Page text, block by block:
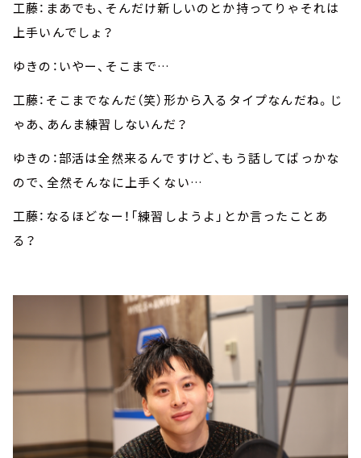
工藤：まあでも、そんだけ新しいのとか持ってりゃそれは
上手いんでしょ？
ゆきの：いやー、そこまで…
工藤：そこまでなんだ（笑）形から入るタイプなんだね。じ
ゃあ、あんま練習しないんだ？
ゆきの：部活は全然来るんですけど、もう話してばっかな
ので、全然そんなに上手くない…
工藤：なるほどなー！「練習しようよ」とか言ったことあ
る？